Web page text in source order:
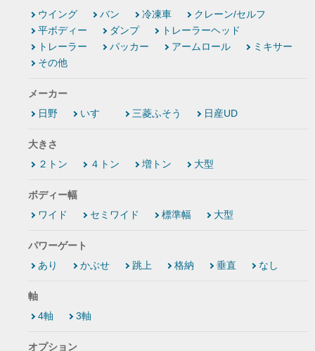
ウイング
バン 冷凍車
クレーン/セルフ
平ボディー
ダンプ
トレーラーヘッド
トレーラー
パッカー アームロール
ミキサー
その他
メーカー
日野
いすゞ 三菱ふそう 日産UD
大きさ
２トン
４トン 増トン 大型
ボディー幅
ワイド
セミワイド 標準幅 大型
パワーゲート
あり
かぶせ 跳上 格納 垂直 なし
軸
4軸
3軸
オプション